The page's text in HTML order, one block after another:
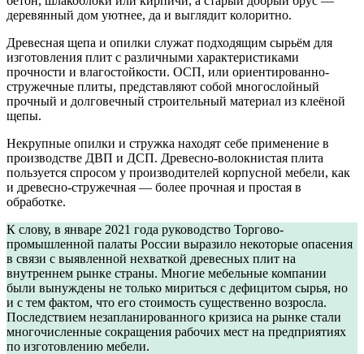
деревянный дом уютнее, да и выглядит колоритно.
Древесная щепа и опилки служат подходящим сырьём для
изготовления плит с различными характеристиками
прочности и влагостойкости. ОСП, или ориентированно-
стружечные плиты, представляют собой многослойный
прочный и долговечный строительный материал из клеёной
щепы.
Некрупные опилки и стружка находят себе применение в
производстве ДВП и ДСП. Древесно-волокнистая плита
пользуется спросом у производителей корпусной мебели, как
и древесно-стружечная — более прочная и простая в
обработке.
К слову, в январе 2021 года руководство Торгово-
промышленной палаты России выразило некоторые опасения
в связи с выявленной нехваткой древесных плит на
внутреннем рынке страны. Многие мебельные компании
были вынуждены не только мириться с дефицитом сырья, но
и с тем фактом, что его стоимость существенно возросла.
Последствием незапланированного кризиса на рынке стали
многочисленные сокращения рабочих мест на предприятиях
по изготовлению мебели.